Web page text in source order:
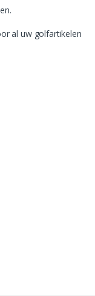
al uw golfartikelen